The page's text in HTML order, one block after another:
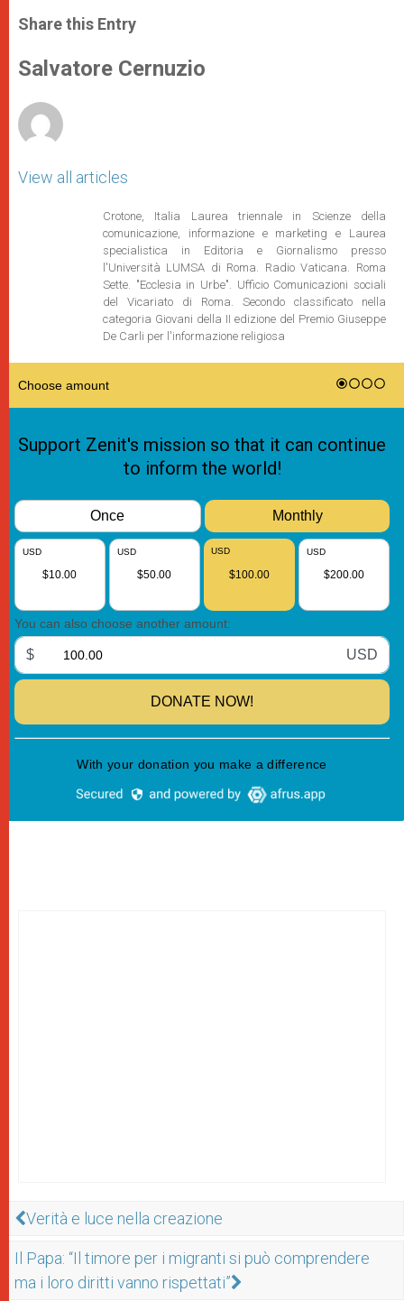
t
s
p
p
s
e
g
e
e
b
o
k
r
Share this Entry
Salvatore Cernuzio
View all articles
Crotone, Italia Laurea triennale in Scienze della
comunicazione, informazione e marketing e Laurea
specialistica in Editoria e Giornalismo presso
l'Università LUMSA di Roma. Radio Vaticana. Roma
Sette. "Ecclesia in Urbe". Ufficio Comunicazioni sociali
del Vicariato di Roma. Secondo classificato nella
categoria Giovani della II edizione del Premio Giuseppe
De Carli per l'informazione religiosa
Verità e luce nella creazione
Il Papa: “Il timore per i migranti si può comprendere
ma i loro diritti vanno rispettati”